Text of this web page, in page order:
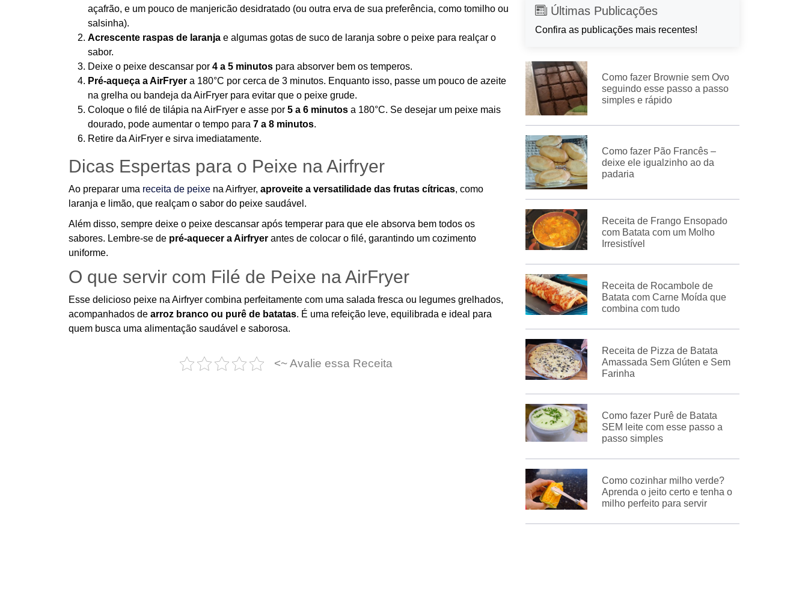
açafrão, e um pouco de manjericão desidratado (ou outra erva de sua preferência, como tomilho ou
salsinha).
Acrescente raspas de laranja e algumas gotas de suco de laranja sobre o peixe para realçar o
sabor.
Deixe o peixe descansar por 4 a 5 minutos para absorver bem os temperos.
Pré-aqueça a AirFryer a 180°C por cerca de 3 minutos. Enquanto isso, passe um pouco de azeite
na grelha ou bandeja da AirFryer para evitar que o peixe grude.
Coloque o filé de tilápia na AirFryer e asse por 5 a 6 minutos a 180°C. Se desejar um peixe mais
dourado, pode aumentar o tempo para 7 a 8 minutos.
Retire da AirFryer e sirva imediatamente.
Dicas Espertas para o Peixe na Airfryer
Ao preparar uma receita de peixe na Airfryer, aproveite a versatilidade das frutas cítricas, como
laranja e limão, que realçam o sabor do peixe saudável.
Além disso, sempre deixe o peixe descansar após temperar para que ele absorva bem todos os
sabores. Lembre-se de pré-aquecer a Airfryer antes de colocar o filé, garantindo um cozimento
uniforme.
O que servir com Filé de Peixe na AirFryer
Esse delicioso peixe na Airfryer combina perfeitamente com uma salada fresca ou legumes grelhados,
acompanhados de arroz branco ou purê de batatas. É uma refeição leve, equilibrada e ideal para
quem busca uma alimentação saudável e saborosa.
<~ Avalie essa Receita
Últimas Publicações
Confira as publicações mais recentes!
Como fazer Brownie sem Ovo
seguindo esse passo a passo
simples e rápido
Como fazer Pão Francês –
deixe ele igualzinho ao da
padaria
Receita de Frango Ensopado
com Batata com um Molho
Irresistível
Receita de Rocambole de
Batata com Carne Moída que
combina com tudo
Receita de Pizza de Batata
Amassada Sem Glúten e Sem
Farinha
Como fazer Purê de Batata
SEM leite com esse passo a
passo simples
Como cozinhar milho verde?
Aprenda o jeito certo e tenha o
milho perfeito para servir